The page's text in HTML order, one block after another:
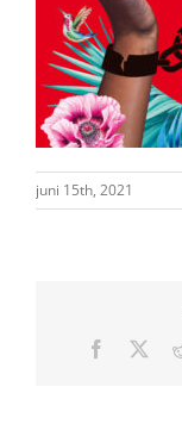
juni 15th, 2021
Facebook